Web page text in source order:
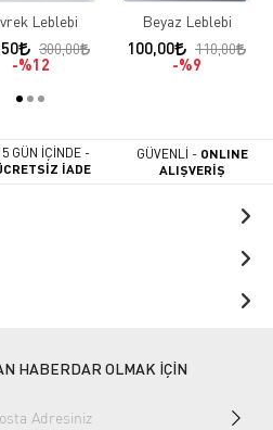
Leblebi
300,00
%12
Beyaz Leblebi
100,00
110,00
%9
GÜN İÇİNDE -
İADE
GÜVENLİ - ONLINE
ALIŞVERİŞ
HABERDAR OLMAK İÇİN